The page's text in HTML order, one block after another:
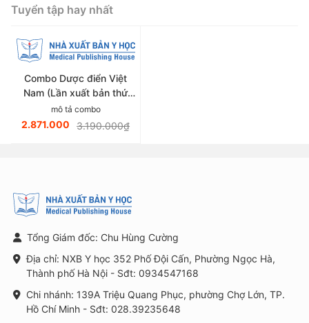
Tuyển tập hay nhất
Combo Dược điển Việt
Nam (Lần xuất bản thứ
sáu)
mô tả combo
2.871.000 3.190.000₫
Tổng Giám đốc: Chu Hùng Cường
Địa chỉ: NXB Y học 352 Phố Đội Cấn, Phường Ngọc Hà,
Thành phố Hà Nội - Sđt: 0934547168
Chi nhánh: 139A Triệu Quang Phục, phường Chợ Lớn, TP.
Hồ Chí Minh - Sđt: 028.39235648